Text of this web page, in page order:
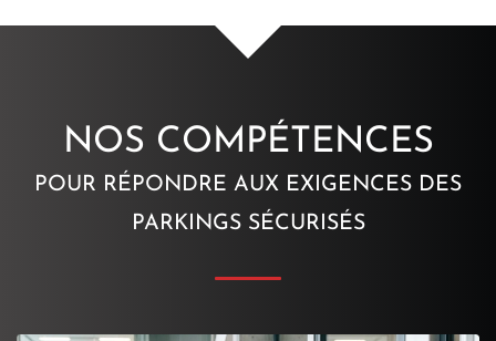
NOS COMPÉTENCES
POUR RÉPONDRE AUX EXIGENCES DES
PARKINGS SÉCURISÉS